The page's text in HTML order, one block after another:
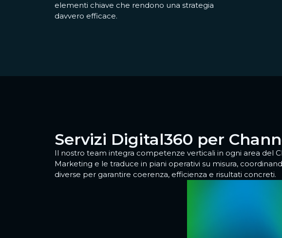
elementi chiave che rendono una strategia
davvero efficace.
Servizi Digital360 per
Il nostro team integra competenze verticali in ogni area del
Marketing e le traduce in piani operativi su misura,
diverse per garantire coerenza, efficienza e risultati concreti.